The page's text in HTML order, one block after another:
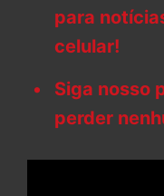
para
celular!
Siga nosso
perder